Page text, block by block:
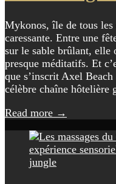
Mykonos, île de tous les
caressante. Entre une
sur le sable brûlant, elle
presque méditatifs. Et
que s’inscrit Axel
célèbre chaîne
Read more →